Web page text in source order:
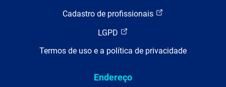
Cadastro de profissionais
LGPD
Termos de uso e a política de privacidade
Endereço